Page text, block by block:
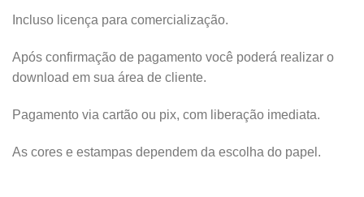
Incluso licença para comercialização.
Após confirmação de pagamento você poderá realizar o
download em sua área de cliente.
Pagamento via cartão ou pix, com liberação imediata.
As cores e estampas dependem da escolha do papel.